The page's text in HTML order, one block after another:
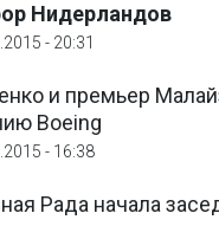
Нидерландов
- 20:31
и премьер
Boeing
- 16:38
Рада начала